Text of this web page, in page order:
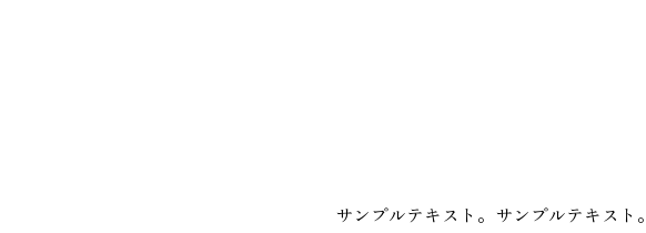
サンプルテキスト。サンプルテキスト。